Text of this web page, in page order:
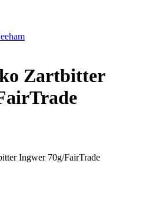
Zartbitter
Ingwer 70g/FairTrade